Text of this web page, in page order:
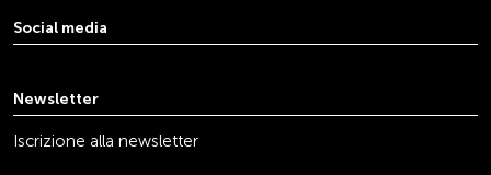
Social media
Newsletter
Iscrizione alla newsletter